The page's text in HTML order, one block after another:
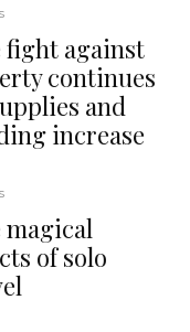
fight against
continues
and
increase
magical
of solo